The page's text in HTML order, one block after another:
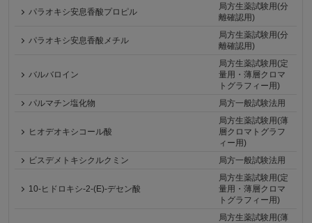
パラオキシ安息香酸プロピル
局方生薬試験用(分
離確認用)
パラオキシ安息香酸メチル
局方生薬試験用(分
離確認用)
バルバロイン
局方生薬試験用(定
量用・薄層クロマ
トグラフィー用)
パルマチン塩化物
局方一般試験法用
ヒオデオキシコール酸
局方生薬試験用(薄
層クロマトグラフ
ィー用)
ビスデメトキシクルクミン
局方一般試験法用
10-ヒドロキシ-2-(E)-デセン酸
局方生薬試験用(定
量用・薄層クロマ
トグラフィー用)
局方生薬試験用(薄